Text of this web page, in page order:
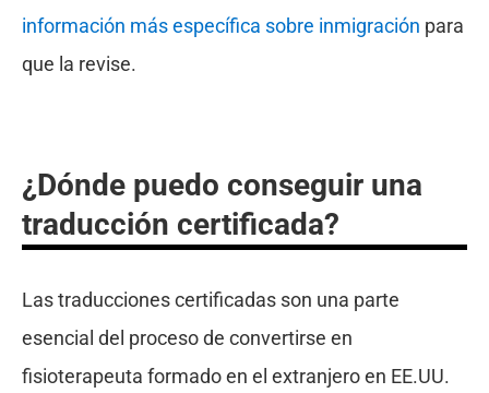
información más específica sobre inmigración para
que la revise.
¿Dónde puedo conseguir una
traducción certificada?
Las traducciones certificadas son una parte
esencial del proceso de convertirse en
fisioterapeuta formado en el extranjero en EE.UU.